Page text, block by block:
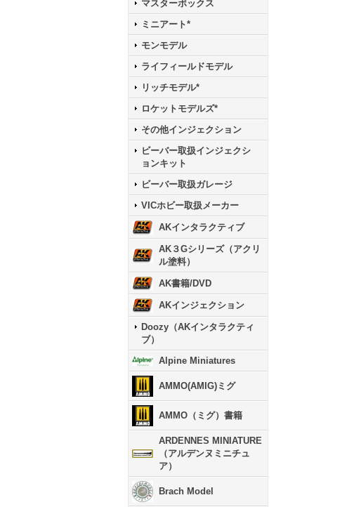
マスターボックス
ミニアート*
モンモデル
ライフィールドモデル
リッチモデル*
ロケットモデルズ*
その他インジェクション
ビーバー取扱インジェクシ
ョンキット
ビーバー取扱ガレージ
VICホビー取扱メーカー
AKインタラクティブ
AK３Gシリーズ（アクリ
ル塗料）
AK書籍/DVD
AKインジェクション
Doozy（AKインタラクティ
ブ）
Alpine Miniatures
AMMO(AMIG)ミグ
AMMO（ミグ）書籍
ARDENNES MINIATURE
（アルデンヌミニチュ
ア）
Brach Model